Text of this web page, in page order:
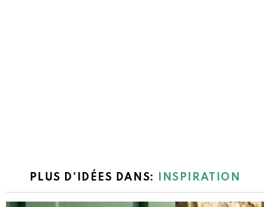
PLUS D'IDÉES DANS: INSPIRATION